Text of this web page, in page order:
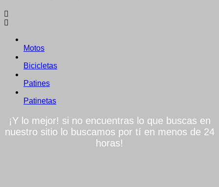
Motos
Bicicletas
Patines
Patinetas
¡Y lo mejor! si no encuentras lo que buscas en
nuestro sitio lo buscamos por tí en menos de 24
horas!